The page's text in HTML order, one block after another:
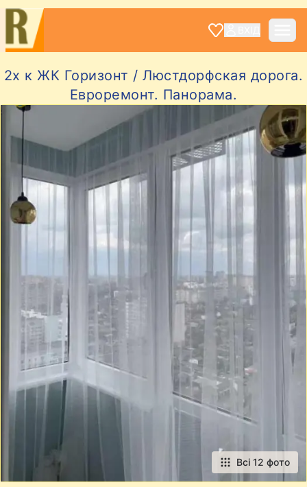
2х к ЖК Горизонт / Люстдорфская дорога.
Евроремонт. Панорама.
Всі 12 фото